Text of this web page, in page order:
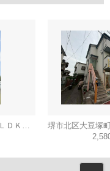
エンゼルハイム上野芝４ＬＤＫ（西百舌鳥小学校）